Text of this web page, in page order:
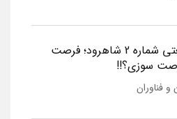
شهرک صنعتی شماره 2 شاهرود؛ فرصت
سوزی؟!!
و فناوران